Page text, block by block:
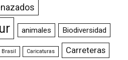
animales Biodiversidad
Brasil Caricaturas Carreteras